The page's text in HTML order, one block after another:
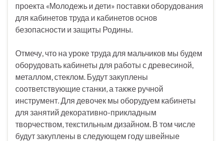
проекта «Молодежь и дети» поставки оборудования
для кабинетов труда и кабинетов основ
безопасности и защиты Родины.
Отмечу, что на уроке труда для мальчиков мы будем
оборудовать кабинеты для работы с древесиной,
металлом, стеклом. Будут закуплены
соответствующие станки, а также ручной
инструмент. Для девочек мы оборудуем кабинеты
для занятий декоративно-прикладным
творчеством, текстильным дизайном. В том числе
будут закуплены в следующем году швейные